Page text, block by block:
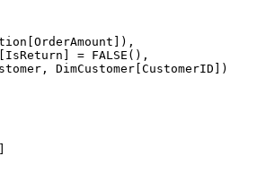
= FALSE(),
DimCustomer[CustomerID])